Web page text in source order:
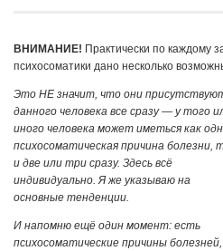
ВНИМАНИЕ! Практически по каждому
психосоматики дано несколько
Это НЕ значит, что они
данного человека все сразу — у того
иного человека может иметься как
психосоматическая причина болезни,
и две или три сразу. Здесь всё
индивидуально. Я же указываю на
основные тенденции.
И напомню ещё один момент: есть
психосоматические причины